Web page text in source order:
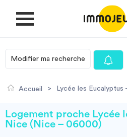
MON
Modifier ma recherche
Accueil > Lycée les Eucalyptus
Logement proche Lycée
Nice (Nice – 06000)